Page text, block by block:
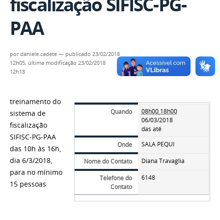
PAA
pordaniele.cadete — publicado 23/02/2018
12h05, última modificação 23/02/2018
12h18
Quando 08h00 18h00
06/03/2018
das até
Onde
SALA PEQUI
Nome do Contato Diana Travaglia
Telefone do
Contato
6148
treinamento do
sistema de
fiscalização
SIFISC-PG-PAA
das 10h às 16h,
dia 6/3/2018,
para no mínimo
15 pessoas